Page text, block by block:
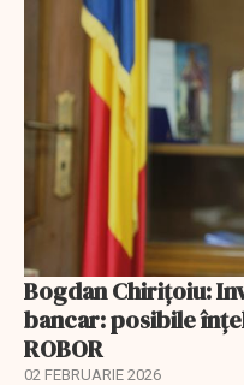
Bogdan Chirițoiu:
bancar: posibile
ROBOR
02 FEBRUARIE 2026